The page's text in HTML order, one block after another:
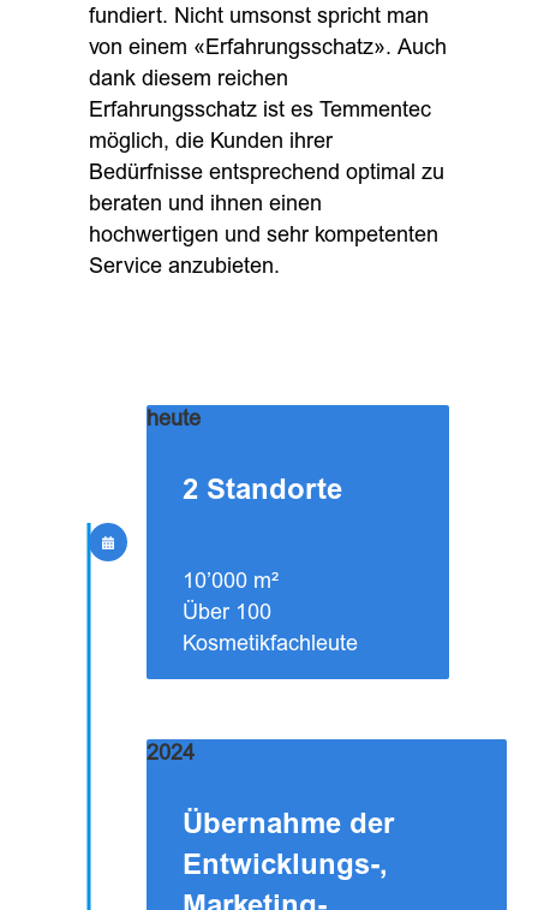
fundiert. Nicht umsonst spricht man
von einem «Erfahrungsschatz». Auch
dank diesem reichen
Erfahrungsschatz ist es Temmentec
möglich, die Kunden ihrer
Bedürfnisse entsprechend optimal zu
beraten und ihnen einen
hochwertigen und sehr kompetenten
Service anzubieten.
heute
2 Standorte
10’000 m²
Über 100
Kosmetikfachleute
2024
Übernahme der
Entwicklungs-,